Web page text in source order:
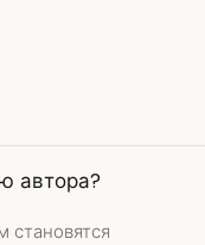
автора?
становятся